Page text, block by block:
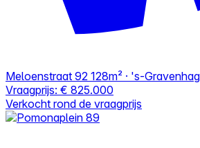
Meloenstraat 92 128m² · 's-
Vraagprijs: € 825.000
Verkocht rond de vraagprijs